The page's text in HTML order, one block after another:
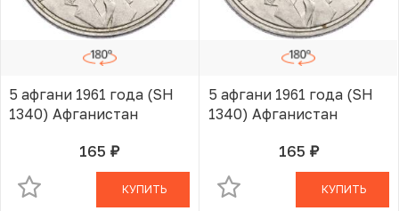
5 афгани 1961 года (SH
1340) Афганистан
165 руб.В КОРЗИНЕ
КУПИТЬ
5 афгани 1961 года (SH
1340) Афганистан
165 руб.В КОРЗИНЕ
КУПИТЬ